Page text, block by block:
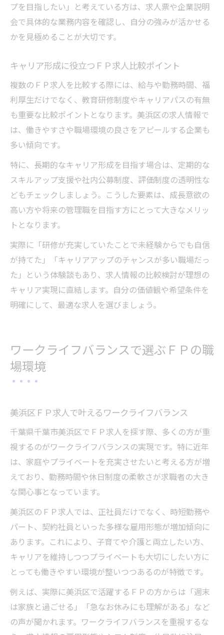
プを目指したい」と考えている方は、求人票や企業説明
会で具体的な業務内容を確認し、自分の強みが活かせる
かを見極めることが大切です。
キャリア形成に役立つＦＰ求人比較ポイント
複数のＦＰ求人を比較する際には、給与や勤務時間、福
利厚生だけでなく、教育研修制度やキャリアパスの有無
も重要な比較ポイントとなります。美浜区の求人情報で
は、働きやすさや職場環境の良さをアピールする企業も
多い傾向です。
特に、長期的なキャリア形成を目指す場合は、定期的な
スキルアップ支援や社内公募制度、評価制度の透明性な
どもチェックしましょう。こうした要素は、成長意欲の
高い方や将来の管理職を目指す方にとって大きなメリッ
トとなります。
実際に「研修が充実していたことで未経験からでも自信
が持てた」「キャリアアップのチャンスが多い職場だっ
た」という体験談もあり、求人情報の比較検討が理想の
キャリア実現に直結します。自分の価値観や希望条件を
明確にして、最適な求人を選びましょう。
ワークライフバランスで選ぶＦＰの職
場環境
美浜区ＦＰ求人で叶えるワークライフバランス
千葉県千葉市美浜区でＦＰ求人を探す際、多くの方が重
視するのがワークライフバランスの実現です。特に近年
は、家庭やプライベートを充実させたいと考える方が増
えており、勤務時間や休日制度の柔軟さが求職者の大き
な関心事となっています。
美浜区のＦＰ求人では、正社員だけでなく、時短勤務や
パート、契約社員といった多様な雇用形態が増加傾向に
あります。これにより、子育てや介護と両立したい方、
キャリアを維持しつつプライベートも大切にしたい方に
とっても働きやすい環境が整いつつあるのが特徴です。
例えば、実際に美浜区で活躍するＦＰの方からは「週末
は家族と過ごせる」「急なお休みにも理解がある」など
の声が聞かれます。ワークライフバランスを重視するな